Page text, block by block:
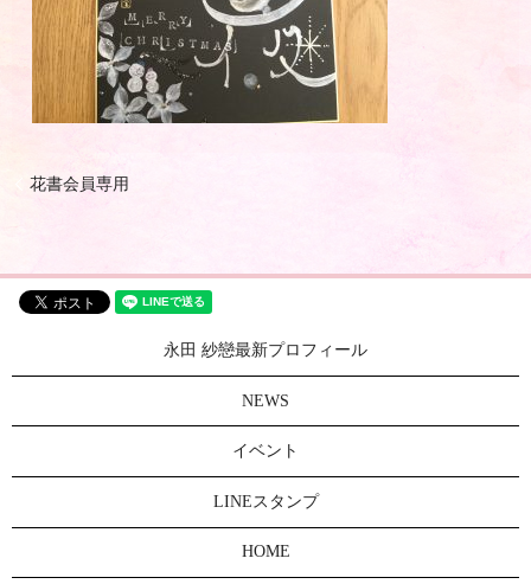
花書会員専用
永田 紗戀最新プロフィール
NEWS
イベント
LINEスタンプ
HOME